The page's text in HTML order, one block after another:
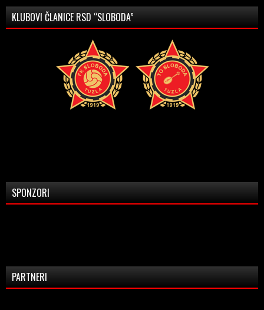
KLUBOVI ČLANICE RSD “SLOBODA”
SPONZORI
PARTNERI